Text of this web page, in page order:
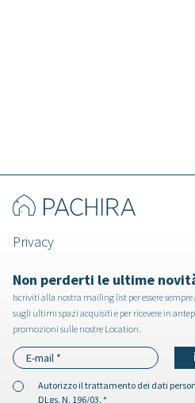
Privacy
Non perderti le ultime
Iscriviti alla nostra mailing list per essere
sugli ultimi spazi acquisiti e per ricevere in
promozioni sulle nostre Location.
Autorizzo iltrattamento dei dati
DLgs. N. 196/03. *